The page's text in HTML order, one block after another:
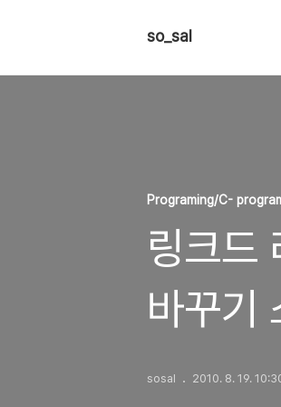
so_sal
Programing/C-
링크드
바꾸기
sosal 2010. 8. 19.